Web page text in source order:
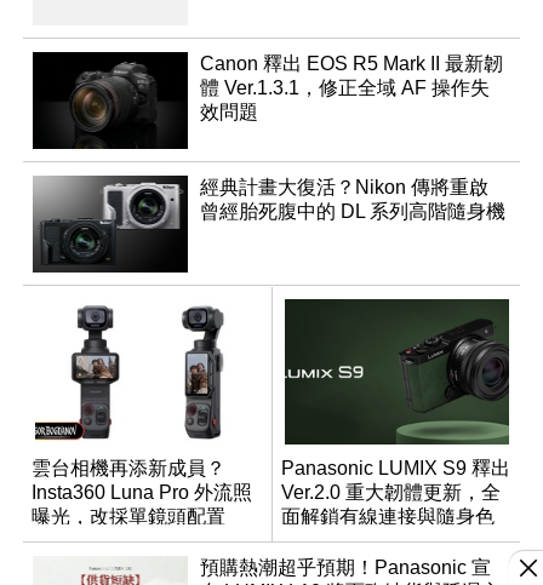
Canon 釋出 EOS R5 Mark II 最新韌
體 Ver.1.3.1，修正全域 AF 操作失
效問題
經典計畫大復活？Nikon 傳將重啟
曾經胎死腹中的 DL 系列高階隨身機
雲台相機再添新成員？
Insta360 Luna Pro 外流照
曝光，改採單鏡頭配置
Panasonic LUMIX S9 釋出
Ver.2.0 重大韌體更新，全
面解鎖有線連接與隨身色
調編輯
預購熱潮超乎預期！Panasonic 宣